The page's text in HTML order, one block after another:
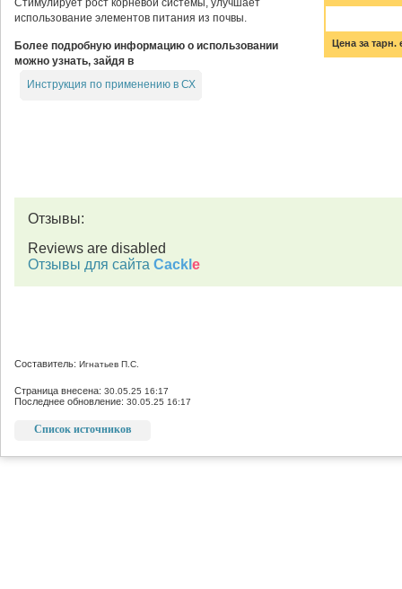
Цена за тарн.
Стимулирует рост корневой системы, улучшает
использование элементов питания из почвы.
Более подробную информацию о использовании
можно узнать, зайдя в
Инструкция по применению в СХ
Отзывы:
Reviews are disabled
Отзывы для сайта Cackl e
Составитель: Игнатьев П.С.
Страница внесена: 30.05.25 16:17
Последнее обновление: 30.05.25 16:17
Список источников